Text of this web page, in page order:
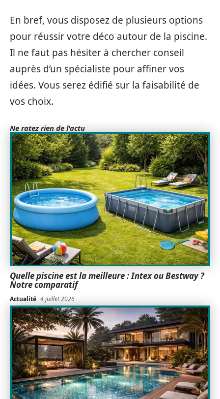
En bref, vous disposez de plusieurs options
pour réussir votre déco autour de la piscine.
Il ne faut pas hésiter à chercher conseil
auprès d’un spécialiste pour affiner vos
idées. Vous serez édifié sur la faisabilité de
vos choix.
Ne ratez rien de l'actu
Quelle piscine est la meilleure : Intex ou Bestway ?
Notre comparatif
Actualité 4 juillet 2026